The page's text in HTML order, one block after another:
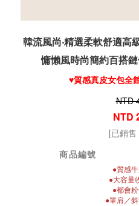
韓流風尚‧精選柔軟舒適高
慵懶風時尚簡約百搭
♥️質感真皮女包全
NTD
NTD
[已銷
商品編號
●質感
●大容量
●都會
●單肩／